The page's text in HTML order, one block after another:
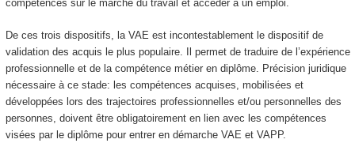
compétences sur le marché du travail et accéder à un emploi.
De ces trois dispositifs, la VAE est incontestablement le dispositif de
validation des acquis le plus populaire. Il permet de traduire de l’expérience
professionnelle et de la compétence métier en diplôme. Précision juridique
nécessaire à ce stade: les compétences acquises, mobilisées et
développées lors des trajectoires professionnelles et/ou personnelles des
personnes, doivent être obligatoirement en lien avec les compétences
visées par le diplôme pour entrer en démarche VAE et VAPP.